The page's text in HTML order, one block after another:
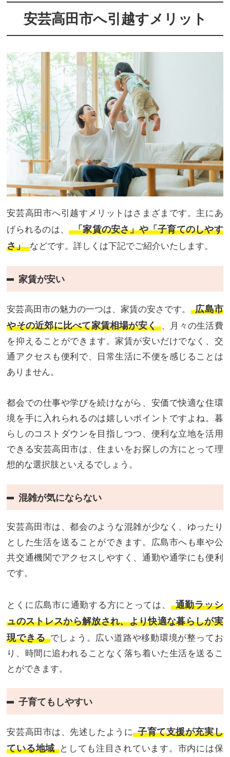
安芸高田市へ引越すメリット
安芸高田市へ引越すメリットはさまざまです。主にあ
げられるのは、 「家賃の安さ」や「子育てのしやす
さ」 などです。詳しくは下記でご紹介いたします。
家賃が安い
安芸高田市の魅力の一つは、家賃の安さです。
広島市
やその近郊に比べて家賃相場が安く 、月々の生活費
を抑えることができます。家賃が安いだけでなく、交
通アクセスも便利で、日常生活に不便を感じることは
ありません。
都会での仕事や学びを続けながら、安価で快適な住環
境を手に入れられるのは嬉しいポイントですよね。暮
らしのコストダウンを目指しつつ、便利な立地を活用
できる安芸高田市は、住まいをお探しの方にとって理
想的な選択肢といえるでしょう。
混雑が気にならない
安芸高田市は、都会のような混雑が少なく、ゆったり
とした生活を送ることができます。広島市へも車や公
共交通機関でアクセスしやすく、通勤や通学にも便利
です。
とくに広島市に通勤する方にとっては、
通勤ラッシ
ュのストレスから解放され、より快適な暮らしが実
現できる でしょう。広い道路や移動環境が整ってお
り、時間に追われることなく落ち着いた生活を送るこ
とができます。
子育てもしやすい
安芸高田市は、先述したように 子育て支援が充実し
ている地域
としても注目されています。市内には保